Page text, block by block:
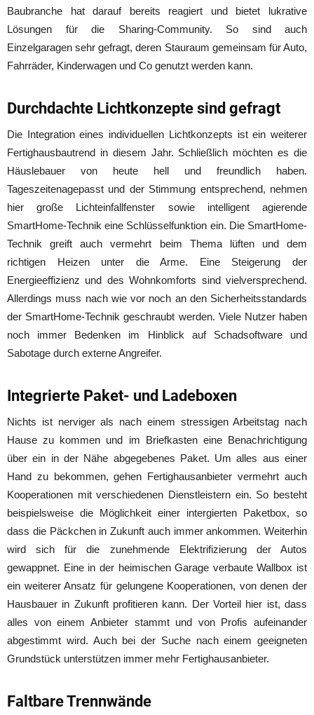
Baubranche hat darauf bereits reagiert und bietet lukrative
Lösungen für die Sharing-Community. So sind auch
Einzelgaragen sehr gefragt, deren Stauraum gemeinsam für Auto,
Fahrräder, Kinderwagen und Co genutzt werden kann.
Durchdachte Lichtkonzepte sind gefragt
Die Integration eines individuellen Lichtkonzepts ist ein weiterer
Fertighausbautrend in diesem Jahr. Schließlich möchten es die
Häuslebauer von heute hell und freundlich haben.
Tageszeitenagepasst und der Stimmung entsprechend, nehmen
hier große Lichteinfallfenster sowie intelligent agierende
SmartHome-Technik eine Schlüsselfunktion ein. Die SmartHome-
Technik greift auch vermehrt beim Thema lüften und dem
richtigen Heizen unter die Arme. Eine Steigerung der
Energieeffizienz und des Wohnkomforts sind vielversprechend.
Allerdings muss nach wie vor noch an den Sicherheitsstandards
der SmartHome-Technik geschraubt werden. Viele Nutzer haben
noch immer Bedenken im Hinblick auf Schadsoftware und
Sabotage durch externe Angreifer.
Integrierte Paket- und Ladeboxen
Nichts ist nerviger als nach einem stressigen Arbeitstag nach
Hause zu kommen und im Briefkasten eine Benachrichtigung
über ein in der Nähe abgegebenes Paket. Um alles aus einer
Hand zu bekommen, gehen Fertighausanbieter vermehrt auch
Kooperationen mit verschiedenen Dienstleistern ein. So besteht
beispielsweise die Möglichkeit einer intergierten Paketbox, so
dass die Päckchen in Zukunft auch immer ankommen. Weiterhin
wird sich für die zunehmende Elektrifizierung der Autos
gewappnet. Eine in der heimischen Garage verbaute Wallbox ist
ein weiterer Ansatz für gelungene Kooperationen, von denen der
Hausbauer in Zukunft profitieren kann. Der Vorteil hier ist, dass
alles von einem Anbieter stammt und von Profis aufeinander
abgestimmt wird. Auch bei der Suche nach einem geeigneten
Grundstück unterstützen immer mehr Fertighausanbieter.
Faltbare Trennwände